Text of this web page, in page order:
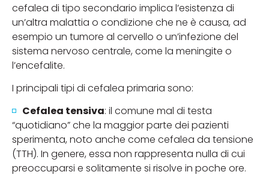
cefalea di tipo secondario implica l’esistenza di
un’altra malattia o condizione che ne è causa, ad
esempio un tumore al cervello o un’infezione del
sistema nervoso centrale, come la meningite o
l’encefalite.
I principali tipi di cefalea primaria sono:
Cefalea tensiva: il comune mal di testa
“quotidiano” che la maggior parte dei pazienti
sperimenta, noto anche come cefalea da tensione
(TTH). In genere, essa non rappresenta nulla di cui
preoccuparsi e solitamente si risolve in poche ore.